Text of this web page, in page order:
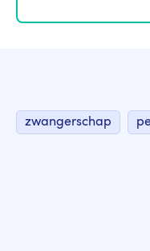
zwangerschap